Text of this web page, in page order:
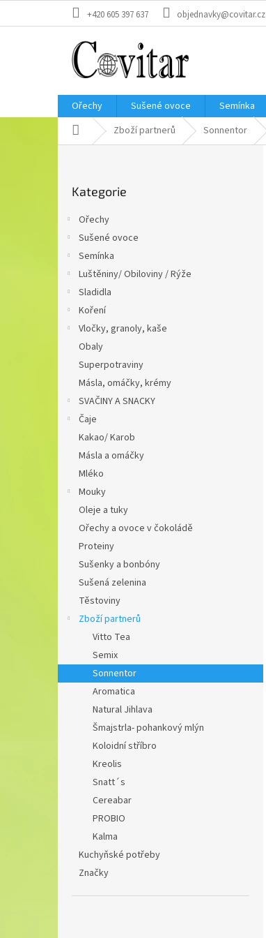
+420 605 397 637 objednavky@covitar.cz
Ořechy Sušené ovoce Semínka
Domů Zboží partnerů Sonnentor
kategorie
Kategorie
Ořechy
Sušené ovoce
Semínka
Luštěniny/ Obiloviny / Rýže
Sladidla
Koření
Vločky, granoly, kaše
Obaly
Superpotraviny
Másla, omáčky, krémy
SVAČINY A SNACKY
Čaje
Kakao/ Karob
Másla a omáčky
Mléko
Mouky
Oleje a tuky
Ořechy a ovoce v čokoládě
Proteiny
Sušenky a bonbóny
Sušená zelenina
Těstoviny
Zboží partnerů
Vitto Tea
Semix
Sonnentor
Aromatica
Natural Jihlava
Šmajstrla- pohankový mlýn
Koloidní stříbro
Kreolis
Snatt´s
Cereabar
PROBIO
Kalma
Kuchyňské potřeby
Značky